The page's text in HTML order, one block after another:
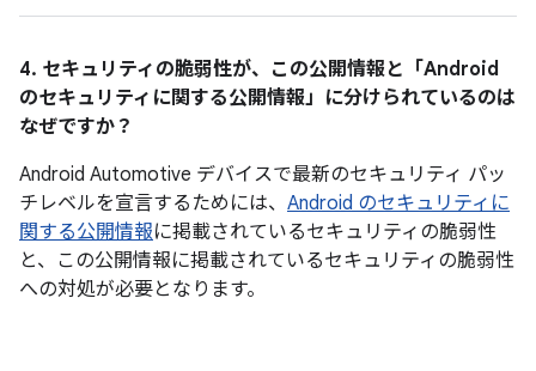
4. セキュリティの脆弱性が、この公開情報と「Android
のセキュリティに関する公開情報」に分けられているのは
なぜですか？
Android Automotive デバイスで最新のセキュリティ パッ
チレベルを宣言するためには、 Android のセキュリティに
関する公開情報に掲載されているセキュリティの脆弱性
と、この公開情報に掲載されているセキュリティの脆弱性
への対処が必要となります。